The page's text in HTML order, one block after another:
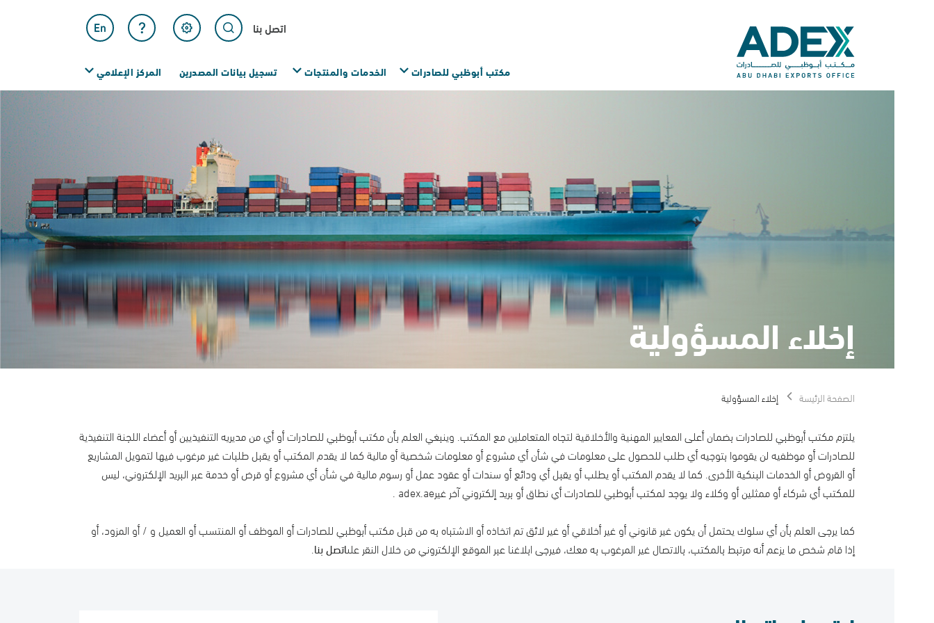
مكتب أبوظبي للصادرات الخدمات والمنتجات تسجيل بيانات المصدرين المركز الإعلامي
إخلاء المسؤولية
الصفحة الرئيسة إخلاء المسؤولية
يلتزم مكتب أبوظبي للصادرات بضمان أعلى المعايير المهنية والأخلاقية لتجاه المتعاملين مع المكتب. وينبغي العلم بأن مكتب أبوظبي للصادرات أو أي من مديريه التنفيذيين أو أعضاء اللجنة التنفيذية
للصادرات أو موظفيه لن يقوموا بتوجيه أي طلب للحصول على معلومات في شأن أي مشروع أو معلومات شخصية أو مالية كما لا يقدم المكتب أو يقبل طلبات غير مرغوب فيها لتمويل المشاريع
أو القروض أو الخدمات البنكية الأخرى. كما لا يقدم المكتب أو يطلب أو يقبل أي ودائع أو سندات أو عقود عمل أو رسوم مالية في شأن أي مشروع أو قرض أو خدمة عبر البريد الإلكتروني، ليس
للمكتب أي شركاء أو ممثلين أو وكلاء ولا يوجد لمكتب أبوظبي للصادرات أي نطاق أو بريد إلكتروني آخر غيرadex.ae .
كما يرجى العلم بأن أي سلوك يحتمل أن يكون غير قانوني أو غير أخلاقي أو غير لائق تم اتخاذه أو الاشتباه به من قبل مكتب أبوظبي للصادرات أو الموظف أو المنتسب أو العميل و / أو المزود، أو
إذا قام شخص ما يزعم أنه مرتبط بالمكتب، بالاتصال غير المرغوب به معك، فيرجى ابلاغنا عبر الموقع الإلكتروني من خلال النقر علىاتصل بنا.